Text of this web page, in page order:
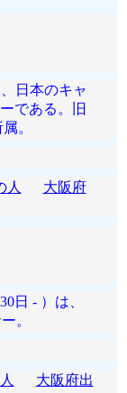
日本のキャ
である。旧
。
人
大阪府
日 - ）は、
。
大阪府出